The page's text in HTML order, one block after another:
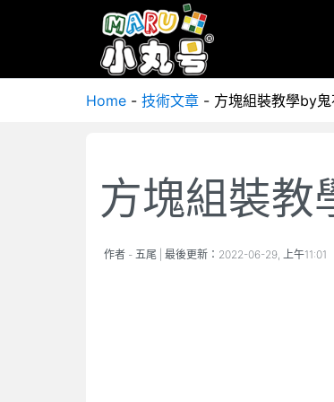
Home - 技術文章 - 方塊組裝教學by
方塊組裝教
作者 - 五尾 | 最後更新： 2022-06-29, 上午11:01